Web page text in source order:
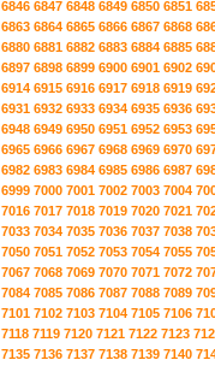
6846 6847 6848 6849 6850 6851
6863 6864 6865 6866 6867 6868
6880 6881 6882 6883 6884 6885
6897 6898 6899 6900 6901 6902
6914 6915 6916 6917 6918 6919
6931 6932 6933 6934 6935 6936
6948 6949 6950 6951 6952 6953
6965 6966 6967 6968 6969 6970
6982 6983 6984 6985 6986 6987
6999 7000 7001 7002 7003 7004
7016 7017 7018 7019 7020 7021
7033 7034 7035 7036 7037 7038
7050 7051 7052 7053 7054 7055
7067 7068 7069 7070 7071 7072
7084 7085 7086 7087 7088 7089
7101 7102 7103 7104 7105 7106
7118 7119 7120 7121 7122 7123
7135 7136 7137 7138 7139 7140